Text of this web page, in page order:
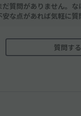
だ質問がありません。
安な点があれば気軽に質
質問する